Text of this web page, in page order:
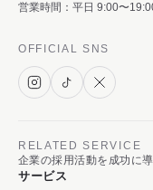
営業時間：平日 9:00〜
OFFICIAL SNS
RELATED SERVICE
企業の採用活動を成功に
サービス